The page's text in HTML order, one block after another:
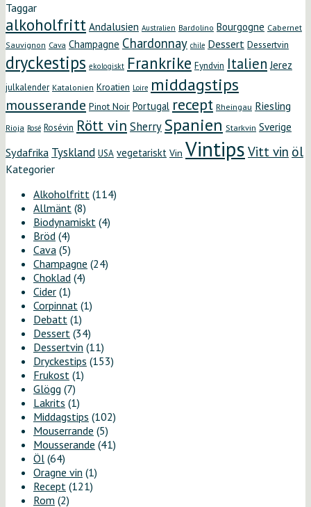
Taggar
alkoholfritt Andalusien Australien Bardolino Bourgogne Cabernet
Sauvignon Cava Champagne Chardonnay chile Dessert Dessertvin
dryckestips ekologiskt Frankrike Fyndvin Italien Jerez
julkalender Katalonien Kroatien Loire middagstips
mousserande Pinot Noir Portugal recept Rheingau Riesling
Rioja Rosé Rosévin Rött vin SherrySpanien Starkvin Sverige
Sydafrika Tyskland USA vegetariskt Vin Vintips Vitt vin öl
Kategorier
Alkoholfritt (114)
Allmänt (8)
Biodynamiskt (4)
Bröd (4)
Cava (5)
Champagne (24)
Choklad (4)
Cider (1)
Corpinnat (1)
Debatt (1)
Dessert (34)
Dessertvin (11)
Dryckestips (153)
Frukost (1)
Glögg (7)
Lakrits (1)
Middagstips (102)
Mouserrande (5)
Mousserande (41)
Öl (64)
Oragne vin (1)
Recept (121)
Rom (2)